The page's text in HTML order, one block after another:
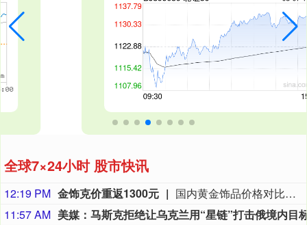
全球7×24小时 股市快讯
12:19 PM 金饰克价重返1300元
国内黄金饰品价格对比显示，国内多家品牌足金饰品价格重返1300元，其中周生生足金饰品报1315元/克，周大福报价1308元/克，老庙黄金报价1310元/克。
11:57 AM